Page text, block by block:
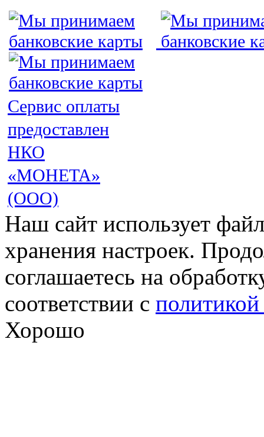
Сервис оплаты
предоставлен
НКО
«МОНЕТА»
(ООО)
Наш сайт использует
хранения настроек.
соглашаетесь на
соответствии с
Хорошо